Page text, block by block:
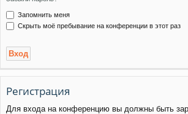
Запомнить меня
Скрыть моё пребывание на конференции в этот раз
Регистрация
Для входа на конференцию вы должны быть